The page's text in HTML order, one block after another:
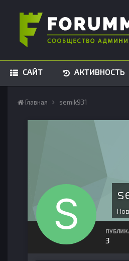
САЙТ АКТИВНОСТЬ
Главная semik931
3